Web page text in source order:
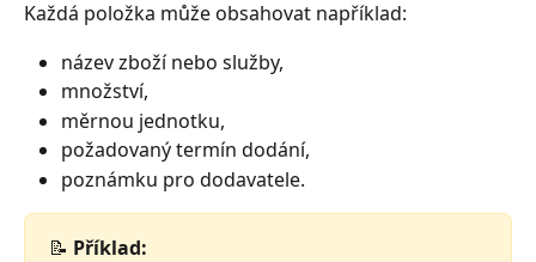
Každá položka může obsahovat například:
název zboží nebo služby,
množství,
měrnou jednotku,
požadovaný termín dodání,
poznámku pro dodavatele.
📝 Příklad: